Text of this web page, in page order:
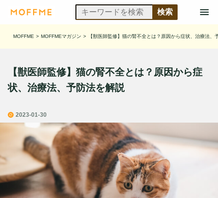
MOFFME > MOFFMEマガジン > 【獣医師監修】猫の腎不全とは？原因から症状、治療法、
【獣医師監修】猫の腎不全とは？原因から症
状、治療法、予防法を解説
2023-01-30